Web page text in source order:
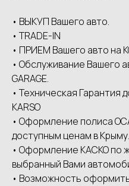
• ВЫКУП Вашего авто.
• ТRАDЕ-IN
• ПРИЕМ Вашего авто
• Обслуживание Вашего
GАRАGЕ.
• Техническая Гарантия
КАRSО
• Оформление полиса
доступным ценам в Крыму.
• Оформление КАСКО по
выбранный Вами
• Возможность